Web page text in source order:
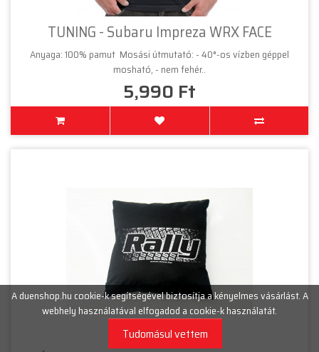
TUNING - Subaru Impreza WRX FACE
Anyaga: 100% pamut Mosási útmutató: - 40°-os vízben géppel
mosható, - nem fehér..
5,990 Ft
A duenshop.hu cookie-k segítségével biztosítja a kényelmes vásárlást. A
webhely használatával elfogadod a cookie-k használatát.
Tudomásul vettem